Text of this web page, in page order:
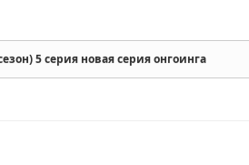
5 серия новая серия онгоинга
스케치북5
스케치북5